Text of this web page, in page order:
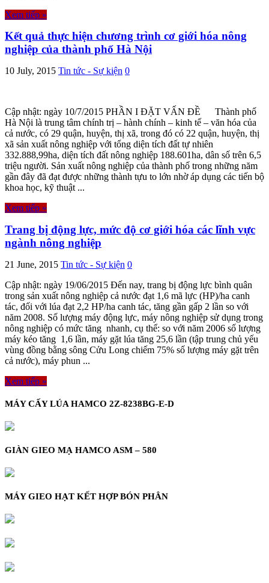
Xem tiếp »
Kết quả thực hiện chương trình cơ giới hóa nông
nghiệp của thành phố Hà Nội
10 July, 2015 Tin tức - Sự kiện 0
Cập nhật: ngày 10/7/2015 PHẦN I ĐẶT VẤN ĐỀ Thành phố
Hà Nội là trung tâm chính trị – hành chính – kinh tế – văn hóa của
cả nước, có 29 quận, huyện, thị xã, trong đó có 22 quận, huyện, thị
xã sản xuất nông nghiệp với tổng diện tích đất tự nhiên
332.888,99ha, diện tích đất nông nghiệp 188.601ha, dân số trên 6,5
triệu người. Sản xuất nông nghiệp của thành phố trong những năm
gần đây đã đạt được những thành tựu to lớn nhờ áp dụng các tiến bộ
khoa học, kỹ thuật ...
Xem tiếp »
Trang bị động lực, mức độ cơ giới hóa các lĩnh vực
ngành nông nghiệp
21 June, 2015 Tin tức - Sự kiện 0
Cập nhật: ngày 19/06/2015 Đến nay, trang bị động lực bình quân
trong sản xuất nông nghiệp cả nước đạt 1,6 mã lực (HP)/ha canh
tác, đối với lúa đạt 2,2 HP/ha canh tác, tăng gần gấp 2 lần so với
năm 2008. Số lượng máy động lực, máy nông nghiệp sử dụng trong
nông nghiệp có mức tăng nhanh, cụ thể: so với năm 2006 số lượng
máy kéo tăng 1,6 lần, máy gặt lúa tăng 25,6 lần (tập trung chủ yếu
vùng đồng bằng sông Cửu Long chiếm 75% số lượng máy gặt trên
cả nước), máy phun ...
Xem tiếp »
MÁY CẤY LÚA HAMCO 2Z-8238BG-E-D
GIÀN GIEO MẠ HAMCO ASM – 580
MÁY GIEO HẠT KẾT HỢP BÓN PHÂN